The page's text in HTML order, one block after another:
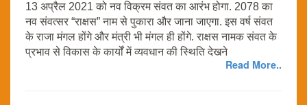
13 अप्रैल 2021 को नव विक्रम संवत का आरंभ होगा. 2078 का
नव संवत्सर “राक्षस” नाम से पुकारा और जाना जाएगा. इस वर्ष संवत
के राजा मंगल होंगे और मंत्री भी मंगल ही होंगे. राक्षस नामक संवत के
प्रभाव से विकास के कार्यों में व्यवधान की स्थिति देखने
Read More..